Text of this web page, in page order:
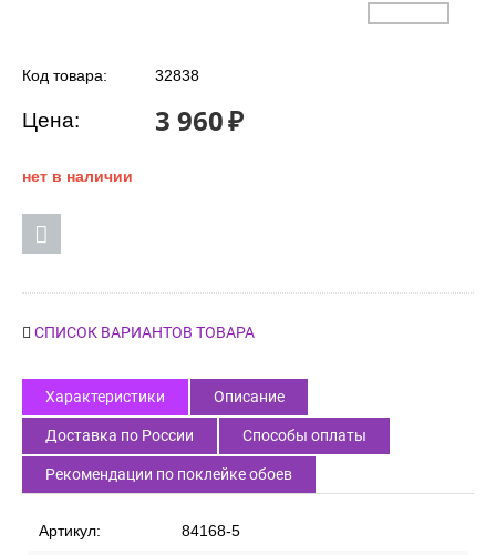
Код товара: 32838
Цена: 3 960₽
нет в наличии
СПИСОК ВАРИАНТОВ ТОВАРА
Характеристики Описание
Доставка по России Способы оплаты
Рекомендации по поклейке обоев
Артикул: 84168-5